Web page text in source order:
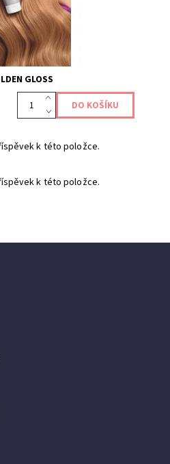
GLOSS
k této položce.
k této položce.
s